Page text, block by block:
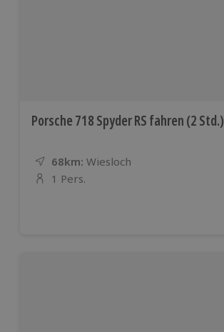
Porsche 718 Spyder RS fahren (2 Std.)
68km: Entfernung
Standort
Wiesloch
Anzahl der Teilnehmer
1 Pers.